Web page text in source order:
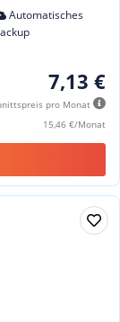
Automatisches
7,13 €
pro Monat
15,46 €/Monat